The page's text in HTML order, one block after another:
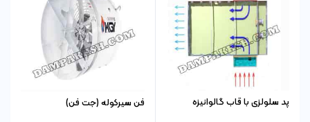
پد سلولزی با قاب گالوانیزه فن سیرکوله (جت فن)